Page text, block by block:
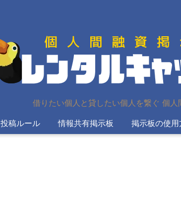
借りたい個人と貸したい個人を繋ぐ 個人
投稿ルール 情報共有掲示板 掲示板の使用